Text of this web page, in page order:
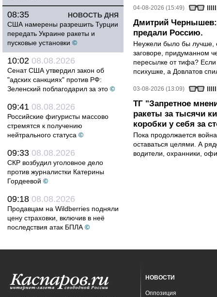
НОВОСТЬ ДНЯ
08:35
США намерены разрешить Турции
передать Украине ракеты и
пусковые установки ©
10:02 08.08.2026
Сенат США утвердил закон об
"адских санкциях" против РФ:
Зеленский поблагодарил за это ©
09:41 08.08.2026
Российские фигуристы массово
стремятся к получению
нейтрального статуса ©
09:33 08.08.2026
СКР возбудил уголовное дело
против журналистки Катерины
Гордеевой ©
09:18 08.08.2026
Продавцам на Wildberries подняли
цену страховки, включив в неё
последствия атак БПЛА ©
04-08-2026 (15:49)
Дмитрий Чернышев:
предали Россию.
Неужели было бы лучше,
заговоре, придуманном
пересылке от тифа?
психушке, а Довлатов
03-08-2026 (13:09)
ТГ "Запретное
ракеты за тысячи
коробки у себя за
Пока продолжается
оставаться целями. А
водители, охранники,
НОВОСТИ
Оппозиция